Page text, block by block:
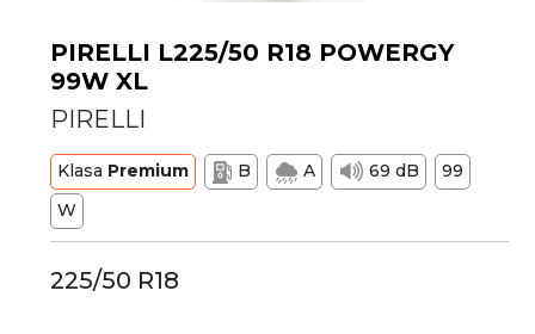
PIRELLI L225/50 R18 POWERGY
99W XL
PIRELLI
Klasa Premium B A 69 dB
99
W
225/50 R18